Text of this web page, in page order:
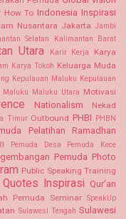
How To Indonesia Inspirasi
Nusantara Jakarta Jambi
Selatan Kalimantan Barat
Utara Karir Kerja
Karya
Karya Tokoh Keluarga Muda
Kepulauan Maluku Kepulauan
Maluku Maluku Utara Motivasi
Nationalism
Nekad
Timur Outbound PHBI PHBN
Pelatihan Ramadhan
Pemuda Desa
Pemuda Kece
Pemuda Photo
Public Speaking Training
Quotes Inspirasi Qur'an
Pemuda Seminar SpeakUp
Sulawesi Tengah Sulawesi